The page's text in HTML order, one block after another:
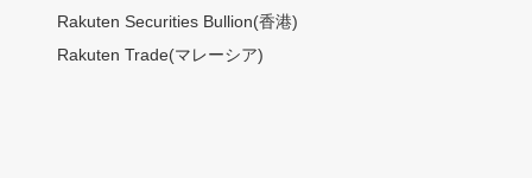
Rakuten Securities Bullion(香港)
Rakuten Trade(マレーシア)